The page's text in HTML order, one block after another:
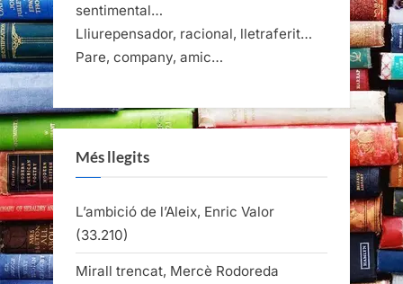
sentimental…
Lliurepensador, racional, lletraferit…
Pare, company, amic…
Més llegits
L’ambició de l’Aleix, Enric Valor
(33.210)
Mirall trencat, Mercè Rodoreda